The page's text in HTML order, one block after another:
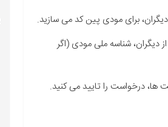
دیگران، شناسه ملی مودی (اگر